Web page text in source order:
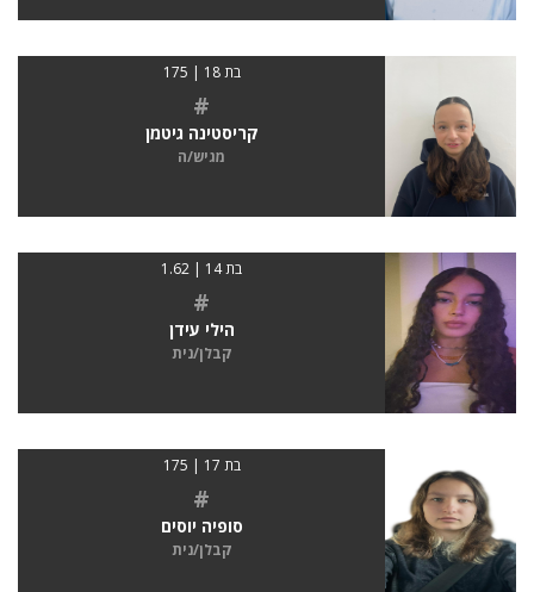
בת 18 | 175
#
קריסטינה גיטמן
מגיש/ה
בת 14 | 1.62
#
הילי עידן
קבלן/נית
בת 17 | 175
#
סופיה יוסים
קבלן/נית